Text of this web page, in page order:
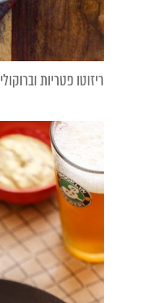
ריזוטו פטריות וברוקולי